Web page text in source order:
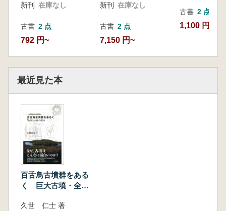
新刊 在庫なし
古書 2 点
792 円~
新刊 在庫なし
古書 2 点
7,150 円~
古書 2 点
1,100 円~
最近見た本
百舌鳥古墳群をある
く 巨大古墳・全案
久世 仁士 著